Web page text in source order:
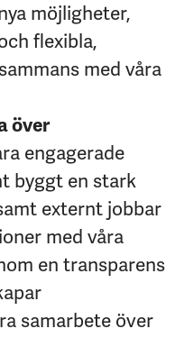
möjligheter,
flexibla,
med våra
över
engagerade
byggt en stark
externt jobbar
med våra
en transparens
samarbete över